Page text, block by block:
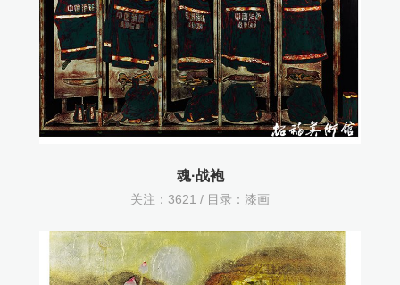
魂·战袍
关注： 3621 / 目录： 漆画